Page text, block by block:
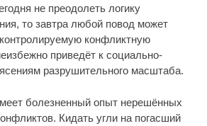
не преодолеть логику
то завтра любой повод может
конфликтную
приведёт к социально-
разрушительного масштаба.
болезненный опыт нерешённых
Кидать угли на погасший